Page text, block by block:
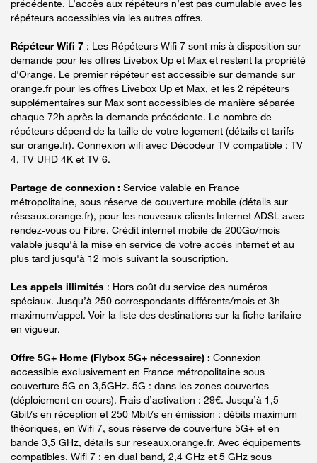
précédente. L’accès aux répéteurs n’est pas cumulable avec les
répéteurs accessibles via les autres offres.
Répéteur Wifi 7 : Les Répéteurs Wifi 7 sont mis à disposition sur
demande pour les offres Livebox Up et Max et restent la propriété
d'Orange. Le premier répéteur est accessible sur demande sur
orange.fr pour les offres Livebox Up et Max, et les 2 répéteurs
supplémentaires sur Max sont accessibles de manière séparée
chaque 72h après la demande précédente. Le nombre de
répéteurs dépend de la taille de votre logement (détails et tarifs
sur orange.fr). Connexion wifi avec Décodeur TV compatible : TV
4, TV UHD 4K et TV 6.
Partage de connexion : Service valable en France
métropolitaine, sous réserve de couverture mobile (détails sur
réseaux.orange.fr), pour les nouveaux clients Internet ADSL avec
rendez-vous ou Fibre. Crédit internet mobile de 200Go/mois
valable jusqu'à la mise en service de votre accès internet et au
plus tard jusqu'à 12 mois suivant la souscription.
Les appels illimités : Hors coût du service des numéros
spéciaux. Jusqu’à 250 correspondants différents/mois et 3h
maximum/appel. Voir la liste des destinations sur la fiche tarifaire
en vigueur.
Offre 5G+ Home (Flybox 5G+ nécessaire) : Connexion
accessible exclusivement en France métropolitaine sous
couverture 5G en 3,5GHz. 5G : dans les zones couvertes
(déploiement en cours). Frais d’activation : 29€. Jusqu’à 1,5
Gbit/s en réception et 250 Mbit/s en émission : débits maximum
théoriques, en Wifi 7, sous réserve de couverture 5G+ et en
bande 3,5 GHz, détails sur reseaux.orange.fr. Avec équipements
compatibles. Wifi 7 : en dual band, 2,4 GHz et 5 GHz sous